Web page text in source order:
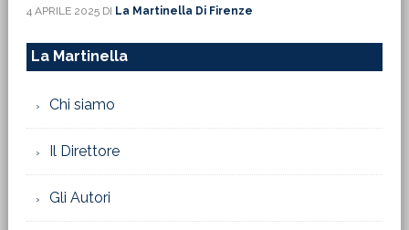
4 APRILE 2025DI La Martinella Di Firenze
La Martinella
Chi siamo
Il Direttore
Gli Autori